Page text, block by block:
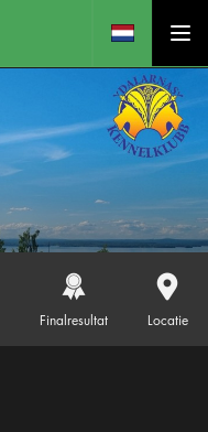
Finalresultat Locatie